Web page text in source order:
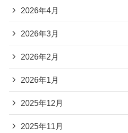
2026年4月
2026年3月
2026年2月
2026年1月
2025年12月
2025年11月